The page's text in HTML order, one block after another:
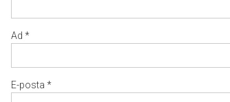
Ad *
E-posta *